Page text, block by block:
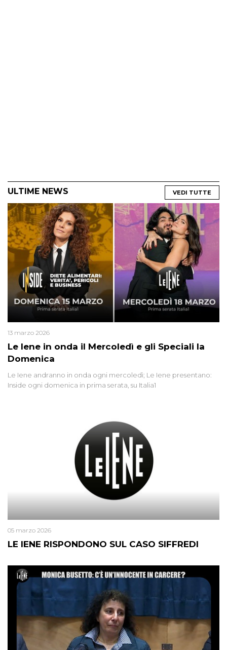
ULTIME NEWS VEDI TUTTE
Le Iene in onda il Mercoledì e gli Speciali la
Domenica
13 marzo 2026
Le Iene andranno in onda ogni mercoledì; Le Iene presentano:
Inside ogni domenica in prima serata, su Italia1
LE IENE RISPONDONO SUL CASO SIFFREDI
05 marzo 2026